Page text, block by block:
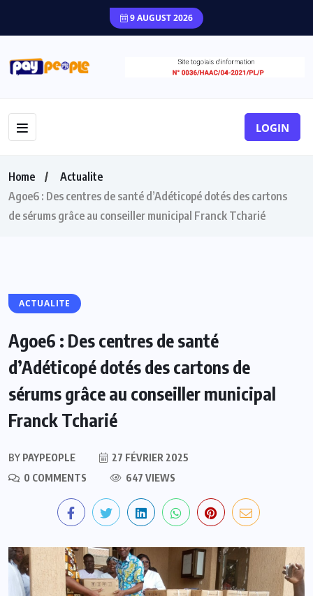
9 AUGUST 2026
LOGIN
Home
Actualite
Agoe6 : Des centres de santé d’Adéticopé dotés des cartons
de sérums grâce au conseiller municipal Franck Tcharié
ACTUALITE
Agoe6 : Des centres de santé
d’Adéticopé dotés des cartons de
sérums grâce au conseiller municipal
Franck Tcharié
BY PAYPEOPLE
27 FÉVRIER 2025
0 COMMENTS
647 VIEWS